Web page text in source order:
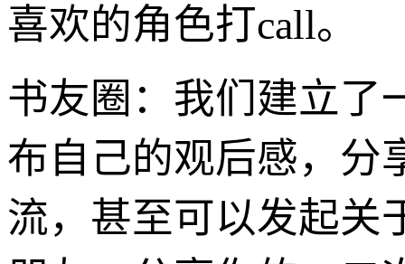
喜欢的角色打call。
书友圈：我们建立了
布自己的观后感，分
流，甚至可以发起关